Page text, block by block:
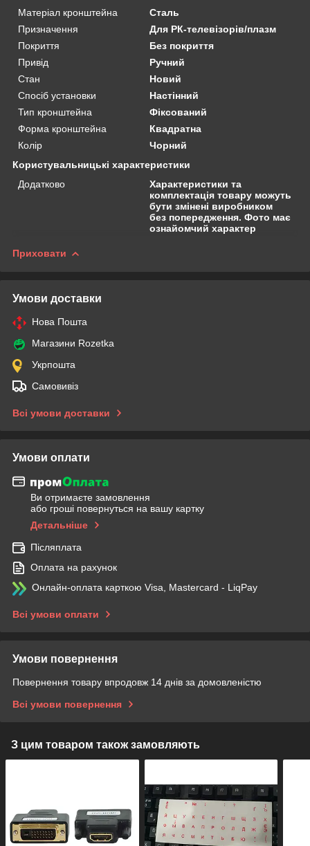
Матеріал кронштейна
Сталь
Призначення
Для РК-телевізорів/плазм
Покриття
Без покриття
Привід
Ручний
Стан
Новий
Спосіб установки
Настінний
Тип кронштейна
Фіксований
Форма кронштейна
Квадратна
Колір
Чорний
Користувальницькі характеристики
Додатково
Характеристики та
комплектація товару можуть
бути змінені виробником
без попередження. Фото має
ознайомчий характер
Приховати
Умови доставки
Нова Пошта
Магазини Rozetka
Укрпошта
Самовивіз
Всі умови доставки
Умови оплати
Ви отримаєте замовлення
або гроші повернуться на вашу картку
Детальніше
Післяплата
Оплата на рахунок
Онлайн-оплата карткою Visa, Mastercard - LiqPay
Всі умови оплати
Умови повернення
Повернення товару впродовж 14 днів за домовленістю
Всі умови повернення
З цим товаром також замовляють